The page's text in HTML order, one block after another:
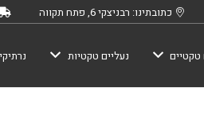
כתובתינו: רבניצקי 6, פתח תקווה
טקטיים נעליים טקטיות